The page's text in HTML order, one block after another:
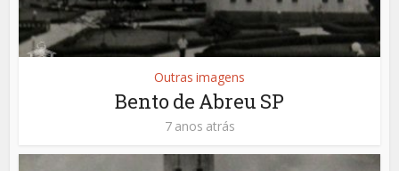
Outras imagens
Bento de Abreu SP
7 anos atrás